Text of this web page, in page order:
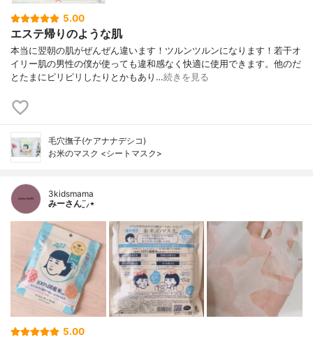
5.00
エステ帰りのような肌
本当に翌朝の肌がぜんぜん違います！ツルンツルンになります！若干オ
イリー肌の男性の僕が使っても違和感なく快適に使用できます。他のだ
とたまにピリピリしたりとかもあり…続きを見る
毛穴撫子(ケアナナデシコ)
お米のマスク <シートマスク>
3kidsmama
みーさん¨̮⸝⋆
5.00